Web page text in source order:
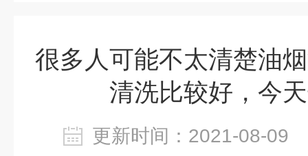
很多人可能不太清楚油
清洗比较好，今
更新时间：2021-08-